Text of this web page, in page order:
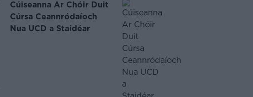
Cúiseanna Ar Chóir Duit
Cúrsa Ceannródaíoch
Nua UCD a Staidéar